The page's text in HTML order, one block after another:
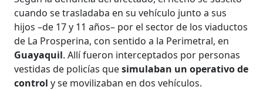
cuando se trasladaba en su vehículo junto a sus
hijos –de 17 y 11 años– por el sector de los viaductos
de La Prosperina, con sentido a la Perimetral, en
Guayaquil. Allí fueron interceptados por personas
vestidas de policías quesimulaban un operativo de
controly se movilizaban en dos vehículos.